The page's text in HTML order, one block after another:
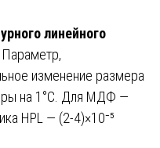
линейного
изменение размера
на 1°C. Для МДФ —
HPL — (2-4)×10⁻⁵